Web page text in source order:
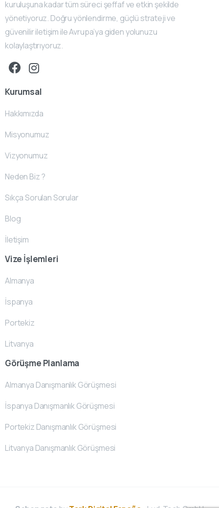
kuruluşuna kadar tüm süreci şeffaf ve etkin şekilde
yönetiyoruz. Doğru yönlendirme, güçlü strateji ve
güvenilir iletişim ile Avrupa’ya giden yolunuzu
kolaylaştırıyoruz.
Kurumsal
Hakkımızda
Misyonumuz
Vizyonumuz
Neden Biz ?
Sıkça Sorulan Sorular
Blog
İletişim
Vize İşlemleri
Almanya
İspanya
Portekiz
Litvanya
Görüşme Planlama
Almanya Danışmanlık Görüşmesi
İspanya Danışmanlık Görüşmesi
Portekiz Danışmanlık Görüşmesi
Litvanya Danışmanlık Görüşmesi